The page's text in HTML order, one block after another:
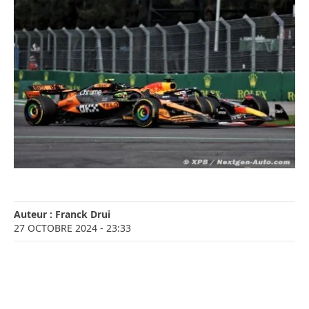
Auteur : Franck Drui
27 OCTOBRE 2024 - 23:33